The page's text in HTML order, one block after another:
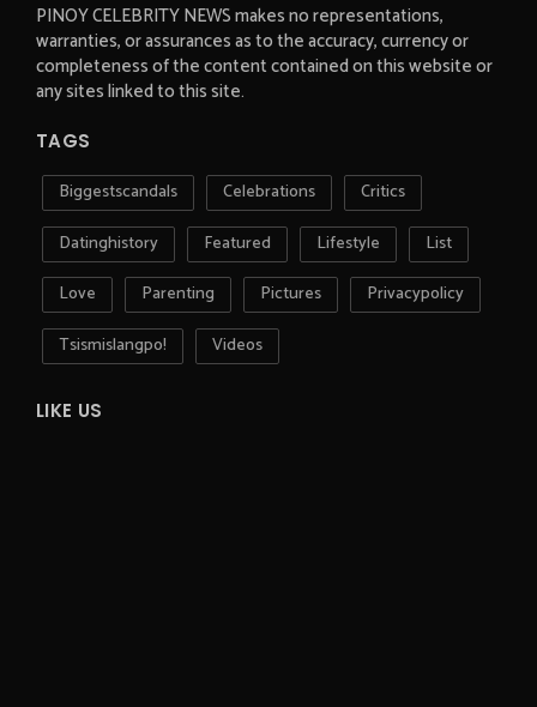
PINOY CELEBRITY NEWS makes no representations,
warranties, or assurances as to the accuracy, currency or
completeness of the content contained on this website or
any sites linked to this site.
TAGS
Biggestscandals Celebrations
Critics
Datinghistory
Featured Lifestyle
List
Love
Parenting Pictures
Privacypolicy
Tsismislangpo!
Videos
LIKE US